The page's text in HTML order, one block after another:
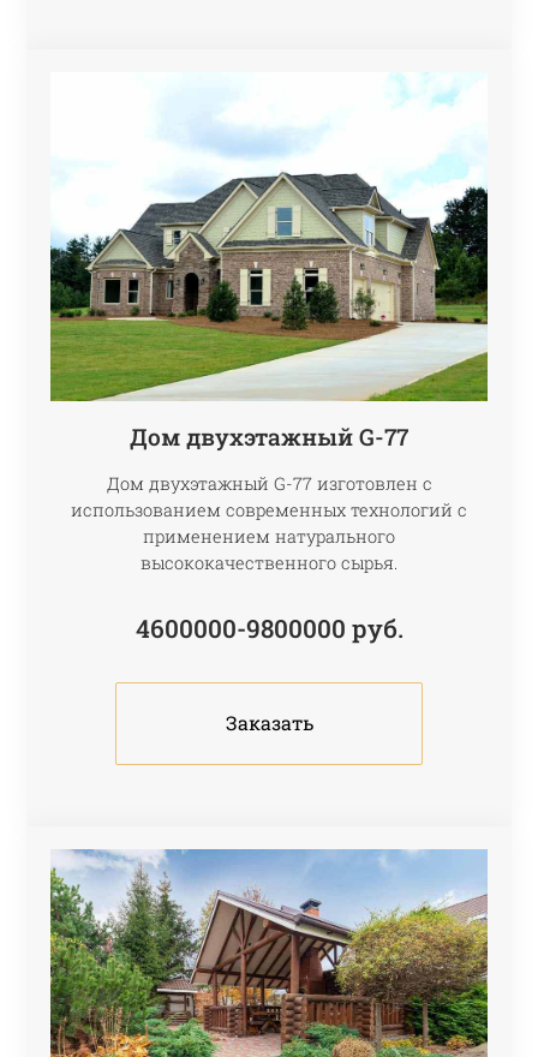
Дом двухэтажный G-77
Дом двухэтажный G-77 изготовлен с
использованием современных технологий с
применением натурального
высококачественного сырья.
4600000-9800000 руб.
Заказать